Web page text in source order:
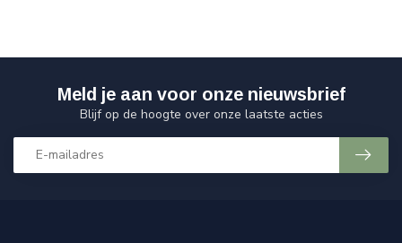
Meld je aan voor onze nieuwsbrief
Blijf op de hoogte over onze laatste acties